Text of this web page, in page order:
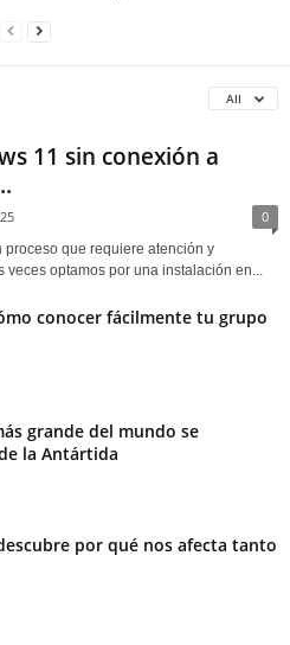
All
11 sin conexión a
0
proceso que requiere atención y
optamos por una instalación en...
conocer fácilmente tu grupo
grande del mundo se
la Antártida
por qué nos afecta tanto